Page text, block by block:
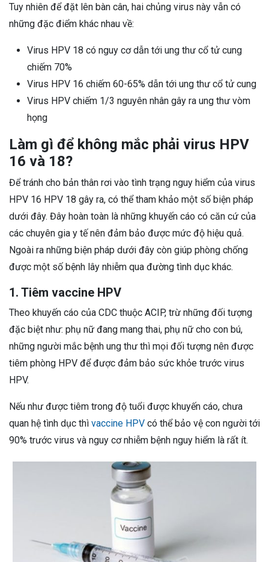
Tuy nhiên để đặt lên bàn cân, hai chủng virus này vẫn có
những đặc điểm khác nhau về:
Virus HPV 18 có nguy cơ dẫn tới ung thư cổ tử cung
chiếm 70%
Virus HPV 16 chiếm 60-65% dẫn tới ung thư cổ tử cung
Virus HPV chiếm 1/3 nguyên nhân gây ra ung thư vòm
họng
Làm gì để không mắc phải virus HPV
16 và 18?
Để tránh cho bản thân rơi vào tình trạng nguy hiểm của virus
HPV 16 HPV 18 gây ra, có thể tham khảo một số biện pháp
dưới đây. Đây hoàn toàn là những khuyến cáo có căn cứ của
các chuyên gia y tế nên đảm bảo được mức độ hiệu quả.
Ngoài ra những biện pháp dưới đây còn giúp phòng chống
được một số bệnh lây nhiễm qua đường tình dục khác.
1. Tiêm vaccine HPV
Theo khuyến cáo của CDC thuộc ACIP, trừ những đối tượng
đặc biệt như: phụ nữ đang mang thai, phụ nữ cho con bú,
những người mắc bệnh ung thư thì mọi đối tượng nên được
tiêm phòng HPV để được đảm bảo sức khỏe trước virus
HPV.
Nếu như được tiêm trong độ tuổi được khuyến cáo, chưa
quan hệ tình dục thì vaccine HPV có thể bảo vệ con người tới
90% trước virus và nguy cơ nhiễm bệnh nguy hiểm là rất ít.